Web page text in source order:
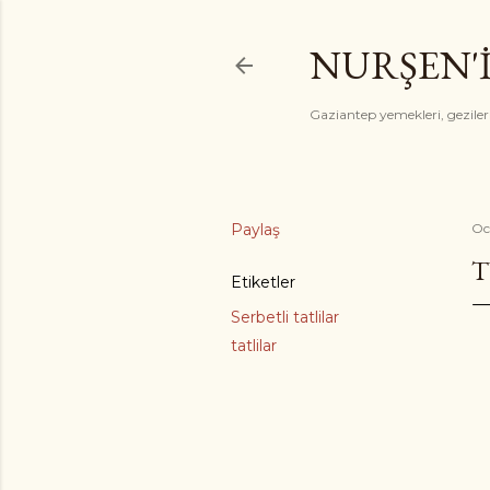
Gaziantep yemekleri,
Paylaş
Etiketler
Serbetli tatlilar
tatlilar